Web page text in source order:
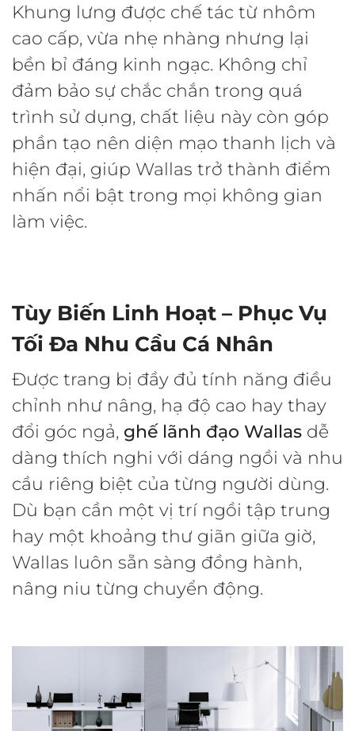
Khung lưng được chế tác từ nhôm
cao cấp, vừa nhẹ nhàng nhưng lại
bền bỉ đáng kinh ngạc. Không chỉ
đảm bảo sự chắc chắn trong quá
trình sử dụng, chất liệu này còn góp
phần tạo nên diện mạo thanh lịch và
hiện đại, giúp Wallas trở thành điểm
nhấn nổi bật trong mọi không gian
làm việc.
Tùy Biến Linh Hoạt – Phục Vụ
Tối Đa Nhu Cầu Cá Nhân
Được trang bị đầy đủ tính năng điều
chỉnh như nâng, hạ độ cao hay thay
đổi góc ngả, ghế lãnh đạo Wallas dễ
dàng thích nghi với dáng ngồi và nhu
cầu riêng biệt của từng người dùng.
Dù bạn cần một vị trí ngồi tập trung
hay một khoảng thư giãn giữa giờ,
Wallas luôn sẵn sàng đồng hành,
nâng niu từng chuyển động.